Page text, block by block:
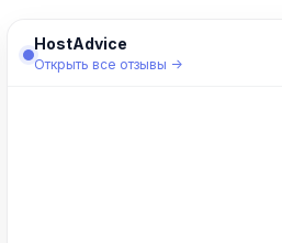
HostAdvice
Открыть все отзывы →